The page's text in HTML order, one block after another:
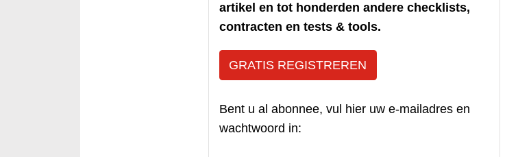
artikel en tot honderden andere checklists,
contracten en tests & tools.
GRATIS REGISTREREN
Bent u al abonnee, vul hier uw e-mailadres en
wachtwoord in: